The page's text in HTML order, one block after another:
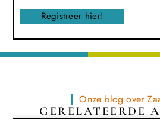
Registreer hier!
Onze blog over
GERELATEERDE